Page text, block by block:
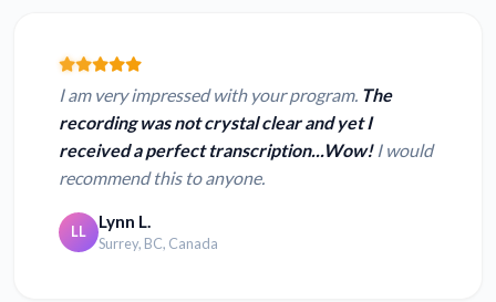
I am very impressed with your program. The
recording was not crystal clear and yet I
received a perfect transcription...Wow!I would
recommend this to anyone.
LL Lynn L.
Surrey, BC, Canada